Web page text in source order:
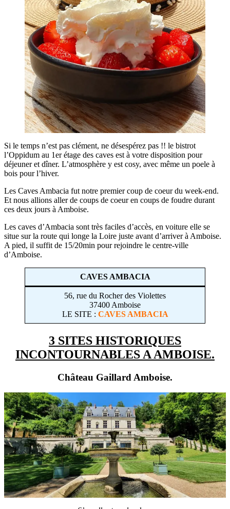
Si le temps n’est pas clément, ne désespérez pas !! le bistrot
l’Oppidum au 1er étage des caves est à votre disposition pour
déjeuner et dîner. L’atmosphère y est cosy, avec même un poele à
bois pour l’hiver.
Les Caves Ambacia fut notre premier coup de coeur du week-end.
Et nous allions aller de coups de coeur en coups de foudre durant
ces deux jours à Amboise.
Les caves d’Ambacia sont très faciles d’accès, en voiture elle se
situe sur la route qui longe la Loire juste avant d’arriver à Amboise.
A pied, il suffit de 15/20min pour rejoindre le centre-ville
d’Amboise.
CAVES AMBACIA
56, rue du Rocher des Violettes
37400 Amboise
LE SITE : CAVES AMBACIA
3 SITES HISTORIQUES
INCONTOURNABLES A AMBOISE.
Château Gaillard Amboise.